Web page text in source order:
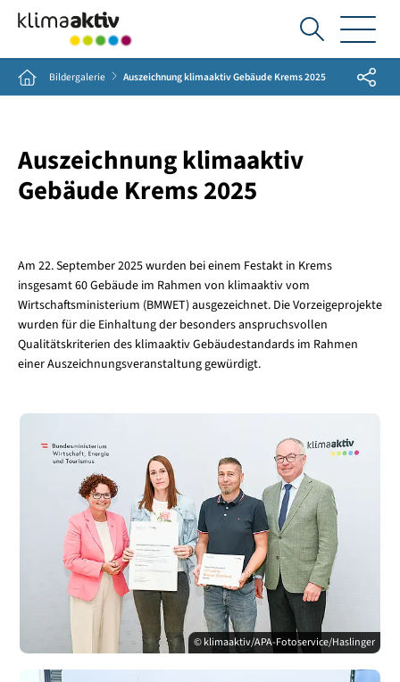
Ich
suche...
Home Bildergalerie Auszeichnung klimaaktiv Gebäude Krems 2025 Share
Auszeichnung klimaaktiv
Gebäude Krems 2025
Am 22. September 2025 wurden bei einem Festakt in Krems
insgesamt 60 Gebäude im Rahmen von klimaaktiv vom
Wirtschaftsministerium (BMWET) ausgezeichnet. Die Vorzeigeprojekte
wurden für die Einhaltung der besonders anspruchsvollen
Qualitätskriterien des klimaaktiv Gebäudestandards im Rahmen
einer Auszeichnungsveranstaltung gewürdigt.
© klimaaktiv/APA-Fotoservice/Haslinger